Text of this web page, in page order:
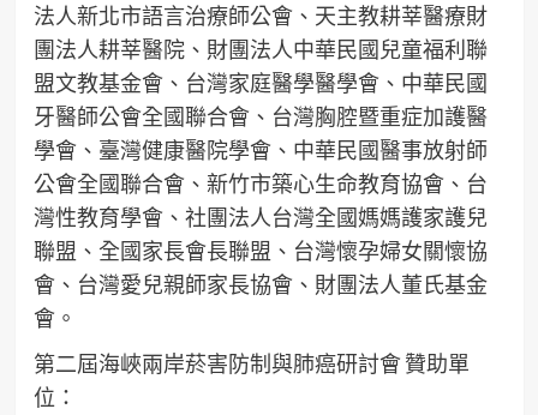
法人新北市語言治療師公會、天主教耕莘醫療財
團法人耕莘醫院、財團法人中華民國兒童福利聯
盟文教基金會、台灣家庭醫學醫學會、中華民國
牙醫師公會全國聯合會、台灣胸腔暨重症加護醫
學會、臺灣健康醫院學會、中華民國醫事放射師
公會全國聯合會、新竹市築心生命教育協會、台
灣性教育學會、社團法人台灣全國媽媽護家護兒
聯盟、全國家長會長聯盟、台灣懷孕婦女關懷協
會、台灣愛兒親師家長協會、財團法人董氏基金
會。
第二屆海峽兩岸菸害防制與肺癌研討會 贊助單
位：